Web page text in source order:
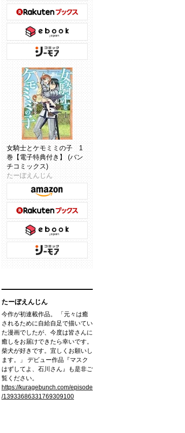
女騎士とケモミミの子 1
巻【電子特典付き】 (バン
チコミックス)
たーぼえんじん
たーぼえんじん
今作が初連載作品。 「元々は癒
されるために自給自足で描いてい
た漫画でしたが、今度は皆さんに
癒しをお届けできたら幸いです。
柴犬が好きです。宜しくお願いし
ます。」 デビュー作品『マスク
はずしてよ、石川さん』も是非ご
覧ください。
https://kuragebunch.com/episode
/13933686331769309100